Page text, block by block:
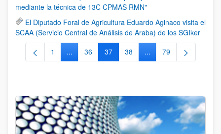
mediante la técnica de 13C CPMAS RMN"
El Diputado Foral de Agricultura Eduardo Aginaco visita el
SCAA (Servicio Central de Análisis de Araba) de los SGIker
Página
1 ...Páginas intermedias Use TAB para desplazarse.
Página
36 Página
37 Página
38 ...Páginas intermedias
Página
79